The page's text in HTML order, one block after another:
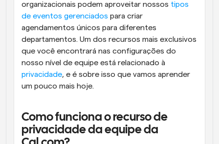
organizacionais podem aproveitar nossos tipos
de eventos gerenciados para criar
agendamentos únicos para diferentes
departamentos. Um dos recursos mais exclusivos
que você encontrará nas configurações do
privacidade, e é sobre isso que vamos aprender
um pouco mais hoje.
Como funciona o recurso de
privacidade da equipe da